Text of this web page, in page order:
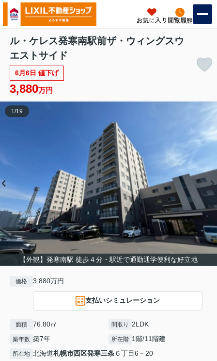
お気に入り 閲覧履歴
ル・ケレス発寒南駅前ザ・ウィングスウ
エストサイド
6月6日 値下げ
3,880万円
【外観】発寒南駅 徒歩４分・駅近で通勤通学便利な好立地
1/19
価格 3,880万円
支払いシミュレーション
面積 76.80㎡ 間取り 2LDK
築年数 築7年 所在階 1階/11階建
所在地 北海道札幌市西区発寒三条６丁目6－20